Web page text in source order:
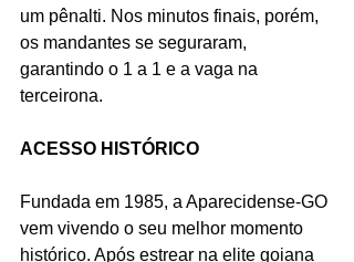
um pênalti. Nos minutos finais, porém,
os mandantes se seguraram,
garantindo o 1 a 1 e a vaga na
terceirona.
ACESSO HISTÓRICO
Fundada em 1985, a Aparecidense-GO
vem vivendo o seu melhor momento
histórico. Após estrear na elite goiana